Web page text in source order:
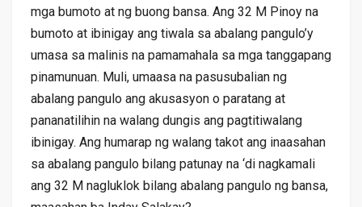
mga bumoto at ng buong bansa. Ang 32 M Pinoy na
bumoto at ibinigay ang tiwala sa abalang pangulo’y
umasa sa malinis na pamamahala sa mga tanggapang
pinamunuan. Muli, umaasa na pasusubalian ng
abalang pangulo ang akusasyon o paratang at
pananatilihin na walang dungis ang pagtitiwalang
ibinigay. Ang humarap ng walang takot ang inaasahan
sa abalang pangulo bilang patunay na ‘di nagkamali
ang 32 M nagluklok bilang abalang pangulo ng bansa,